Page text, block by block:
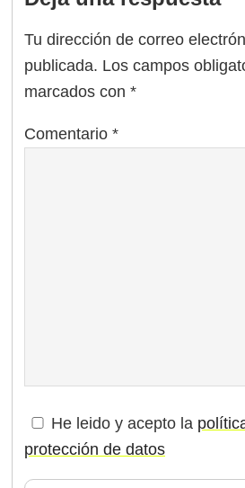
Tu dirección de correo
publicada. Los campos
marcados con*
Comentario*
He leido y acepto la
protección de datos